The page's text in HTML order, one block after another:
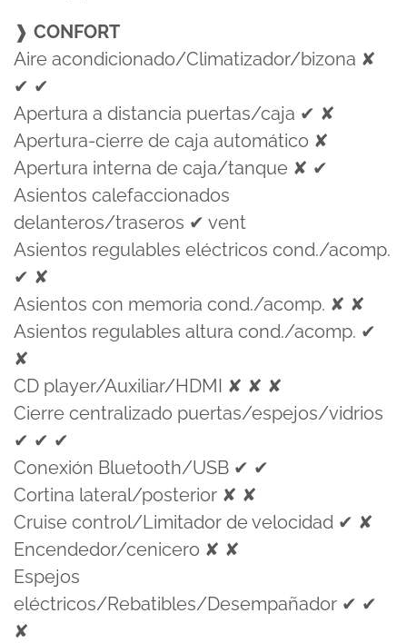
❱ CONFORT
Aire acondicionado/Climatizador/bizona ✘
✔ ✔
Apertura a distancia puertas/caja ✔ ✘
Apertura-cierre de caja automático ✘
Apertura interna de caja/tanque ✘ ✔
Asientos calefaccionados
delanteros/traseros ✔ vent
Asientos regulables eléctricos cond./acomp.
✔ ✘
Asientos con memoria cond./acomp. ✘ ✘
Asientos regulables altura cond./acomp. ✔
✘
CD player/Auxiliar/HDMI ✘ ✘ ✘
Cierre centralizado puertas/espejos/vidrios
✔ ✔ ✔
Conexión Bluetooth/USB ✔ ✔
Cortina lateral/posterior ✘ ✘
Cruise control/Limitador de velocidad ✔ ✘
Encendedor/cenicero ✘ ✘
Espejos
eléctricos/Rebatibles/Desempañador ✔ ✔
✘